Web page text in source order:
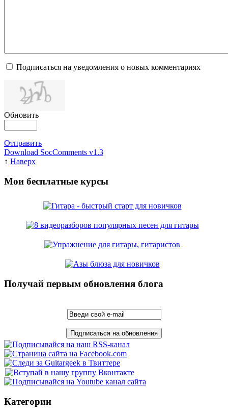
Подписаться на уведомления о новых комментариях
Обновить
Отправить
Download SocComments v1.3
↑ Наверх
Мои бесплатные курсы
Получай первым обновления блога
Категории